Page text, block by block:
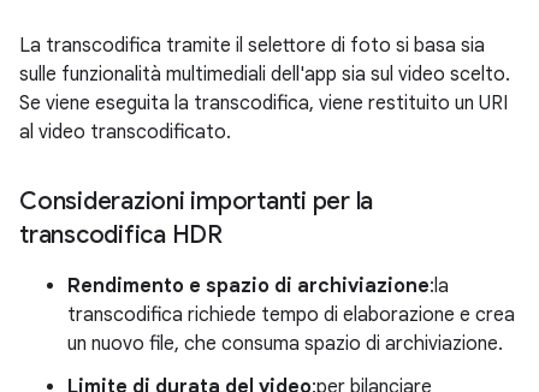
La transcodifica tramite il selettore di foto si basa sia
sulle funzionalità multimediali dell'app sia sul video scelto.
Se viene eseguita la transcodifica, viene restituito un URI
al video transcodificato.
Considerazioni importanti per la
transcodifica HDR
Rendimento e spazio di archiviazione:la
transcodifica richiede tempo di elaborazione e crea
un nuovo file, che consuma spazio di archiviazione.
Limite di durata del video:per bilanciare